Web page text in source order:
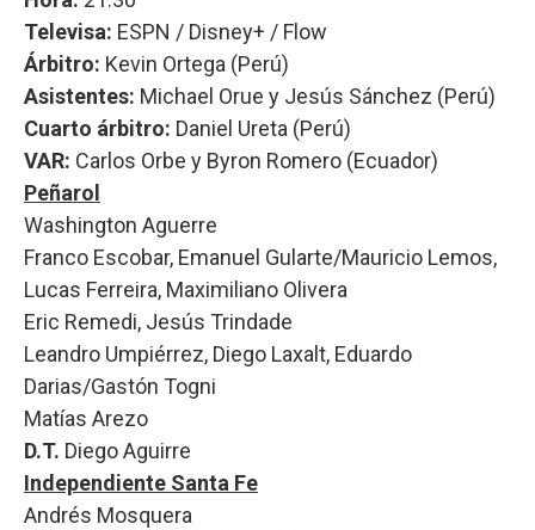
Televisa: ESPN / Disney+ / Flow
Árbitro: Kevin Ortega (Perú)
Asistentes: Michael Orue y Jesús Sánchez (Perú)
Cuarto árbitro: Daniel Ureta (Perú)
VAR: Carlos Orbe y Byron Romero (Ecuador)
Peñarol
Washington Aguerre
Franco Escobar, Emanuel Gularte/Mauricio Lemos,
Lucas Ferreira, Maximiliano Olivera
Eric Remedi, Jesús Trindade
Leandro Umpiérrez, Diego Laxalt, Eduardo
Darias/Gastón Togni
Matías Arezo
D.T. Diego Aguirre
Independiente Santa Fe
Andrés Mosquera